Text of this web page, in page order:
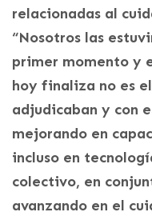
relacionadas al
“Nosotros las
primer momento y
hoy finaliza no es
adjudicaban y con
mejorando en
incluso en
colectivo, en
avanzando en el